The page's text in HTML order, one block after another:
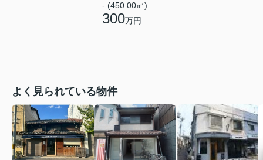
- (450.00㎡)
300万円
よく見られている物件